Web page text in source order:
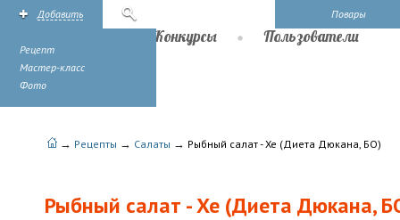
Повары
Добавить
Рецепт
Мастер-класс
Фото
Конкурсы Пользователи
→ Рецепты → Салаты → Рыбный салат - Хе (Диета Дюкана, БО)
Рыбный салат - Хе (Диета Дюкана,